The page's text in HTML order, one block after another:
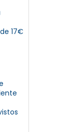
17€